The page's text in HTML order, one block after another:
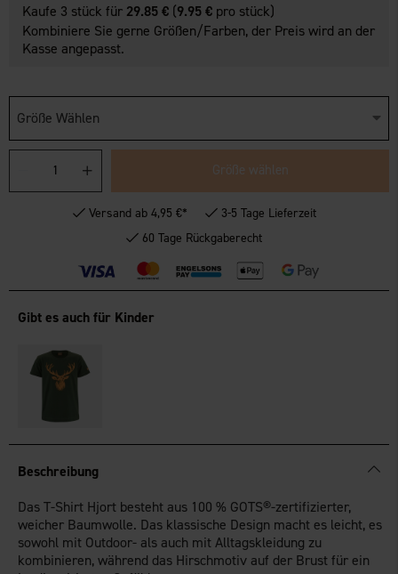
Kaufe 3 stück für 29.85 € (9.95 € pro stück)
Kombiniere Sie gerne Größen/Farben, der Preis wird an der
Kasse angepasst.
Größe Wählen
Größe wählen
Versand ab 4,95 €*
3-5 Tage Lieferzeit
60 Tage Rückgaberecht
Gibt es auch für Kinder
Beschreibung
Das T-Shirt Hjort besteht aus 100 % GOTS®-zertifizierter,
weicher Baumwolle. Das klassische Design macht es leicht, es
sowohl mit Outdoor- als auch mit Alltagskleidung zu
kombinieren, während das Hirschmotiv auf der Brust für ein